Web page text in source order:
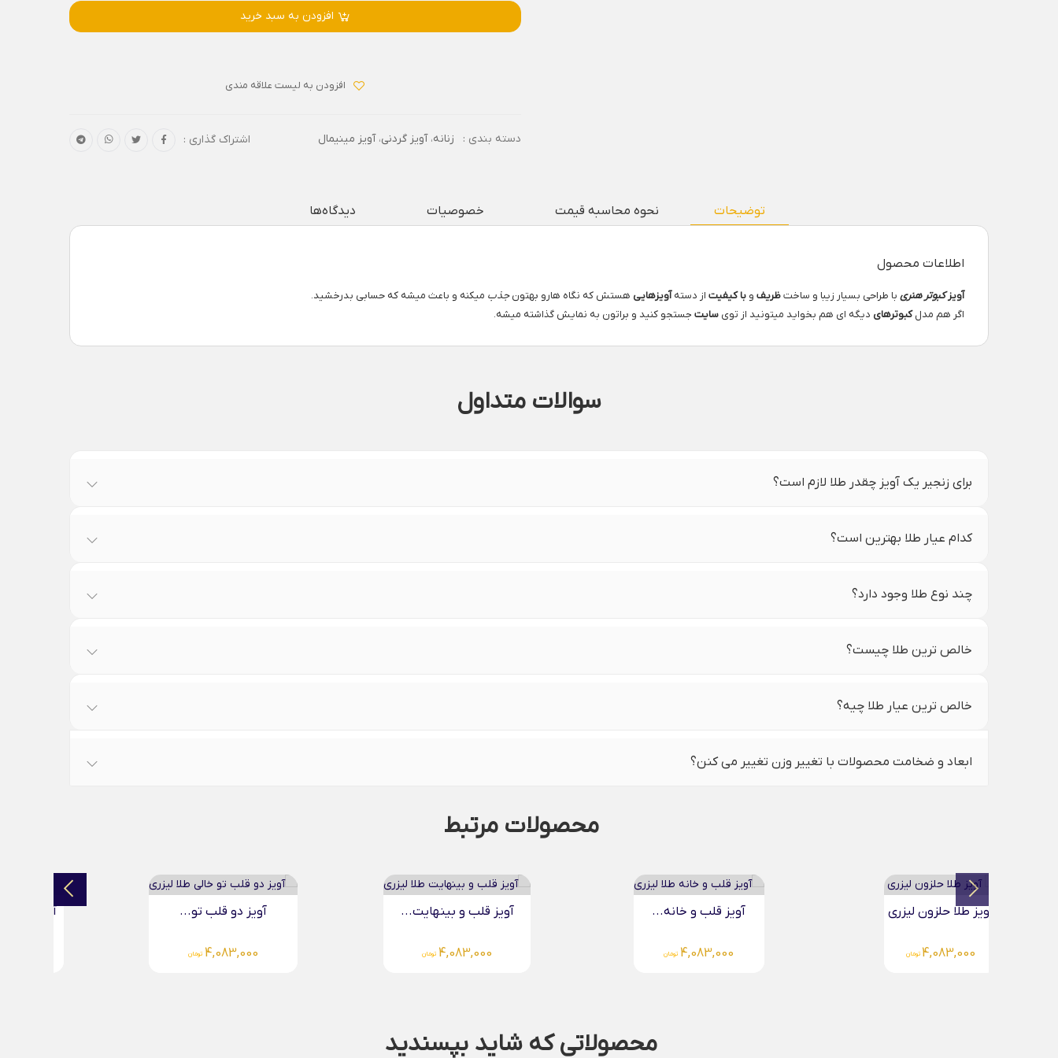
افزودن به سبد خرید
افزودن به لیست علاقه مندی
دسته بندی : زنانه،آویز گردنی،آویز مینیمال اشتراک گذاری :
توضیحات نحوه محاسبه قیمت خصوصیات دیدگاه‌ها
اطلاعات محصول
آویزکبوتر هنری با طراحی بسیار زیبا و ساختظریف و با کیفیت از دستهآویزهایی هستش که نگاه هارو بهتونجذب میکنه و باعث میشه که حسابی بدرخشید.
اگر هم مدلکبوترهای دیگه ای هم بخواید میتونید از توی سایت جستجو کنید و براتون به نمایش گذاشته میشه.
سوالات متداول
برای زنجیر یک آویز چقدر طلا لازم است؟
کدام عیار طلا بهترین است؟
چند نوع طلا وجود دارد؟
خالص ترین طلا چیست؟
خالص ترین عیار طلا چیه؟
ابعاد و ضخامت محصولات با تغییر وزن تغییر می کنن؟
محصولات مرتبط
آویز قلب و خانه...
4,083,000
آویز قلب و بینهایت...
4,083,000
آویز دو قلب تو...
4,083,000
آویز سگ کارتونی طلا...
4,083,000 تومان
محصولاتی که شاید بپسندید